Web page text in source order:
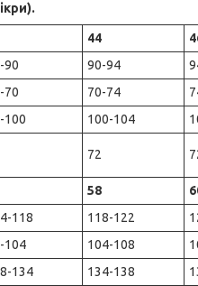
44
90 90-94
70 70-74
100 100-104
72
58
118 118-122
104 104-108
134 134-138